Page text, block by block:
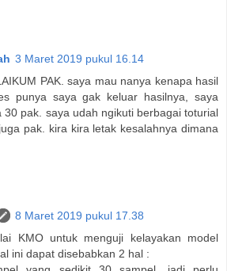
3 Maret 2019 pukul 16.14
PAK. saya mau nanya kenapa hasil
punya saya gak keluar hasilnya, saya
30 pak. saya udah ngikuti berbagai toturial
pak. kira kira letak kesalahnya dimana
8 Maret 2019 pukul 17.38
KMO untuk menguji kelayakan model
ini dapat disebabkan 2 hal :